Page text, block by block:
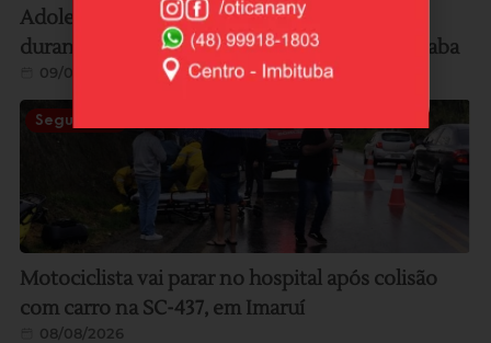
Adolescente dispensa pacote com cocaína
durante abordagem e trio é detido em Garopaba
09/08/2026
Segurança
Motociclista vai parar no hospital após colisão
com carro na SC-437, em Imaruí
08/08/2026